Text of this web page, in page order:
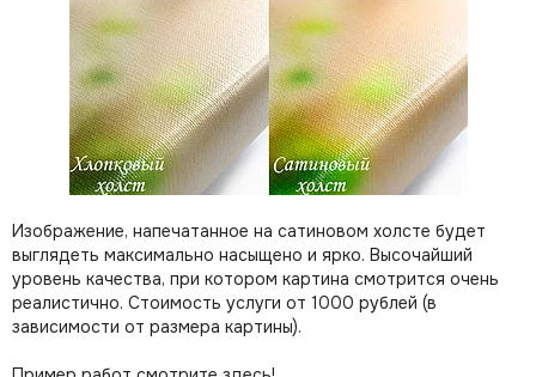
Изображение, напечатанное на сатиновом холсте будет
выглядеть максимально насыщено и ярко. Высочайший
уровень качества, при котором картина смотрится очень
реалистично. Стоимость услуги от 1000 рублей (в
зависимости от размера картины).